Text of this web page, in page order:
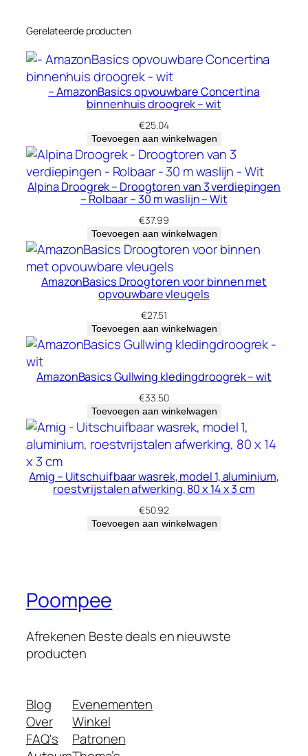
t
w
i
u
r
q
u
s
e
v
e
e
e
i
d
Gerelateerde producten
– AmazonBasics opvouwbare Concertina
binnenhuis droogrek – wit
€25.04
Toevoegen aan winkelwagen
Alpina Droogrek – Droogtoren van 3 verdiepingen
– Rolbaar – 30 m waslijn – Wit
€37.99
Toevoegen aan winkelwagen
AmazonBasics Droogtoren voor binnen met
opvouwbare vleugels
€27.51
Toevoegen aan winkelwagen
AmazonBasics Gullwing kledingdroogrek – wit
€33.50
Toevoegen aan winkelwagen
Amig – Uitschuifbaar wasrek, model 1, aluminium,
roestvrijstalen afwerking, 80 x 14 x 3 cm
€50.92
Toevoegen aan winkelwagen
Poompee
Afrekenen Beste deals en nieuwste
producten
Blog
Over
FAQ's
Evenementen
Winkel
Patronen